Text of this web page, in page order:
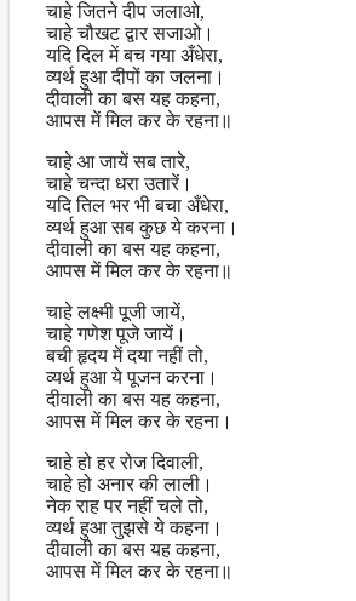
चाहे जितने दीप जलाओ,
चाहे चौखट द्वार सजाओ।
यदि दिल में बच गया अँधेरा,
व्यर्थ हुआ दीपों का जलना।
दीवाली का बस यह कहना,
आपस में मिल कर के रहना॥
चाहे आ जायें सब तारे,
चाहे चन्दा धरा उतारें।
यदि तिल भर भी बचा अँधेरा,
व्यर्थ हुआ सब कुछ ये करना।
दीवाली का बस यह कहना,
आपस में मिल कर के रहना॥
चाहे लक्ष्मी पूजी जायें,
चाहे गणेश पूजे जायें।
बची हृदय में दया नहीं तो,
व्यर्थ हुआ ये पूजन करना।
दीवाली का बस यह कहना,
आपस में मिल कर के रहना।
चाहे हो हर रोज दिवाली,
चाहे हो अनार की लाली।
नेक राह पर नहीं चले तो,
व्यर्थ हुआ तुझसे ये कहना।
दीवाली का बस यह कहना,
आपस में मिल कर के रहना॥